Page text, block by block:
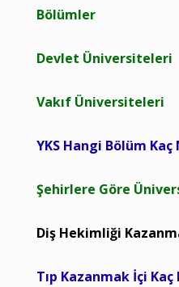
Bölümler
Devlet Üniversiteleri
Vakıf Üniversiteleri
YKS Hangi Bölüm Kaç
Şehirlere Göre
Diş Hekimliği
Tıp Kazanmak İçi